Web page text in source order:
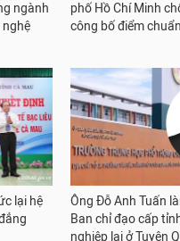
ngành
nghệ
phố Hồ Chí Minh
công bố điểm
lại hệ
Ông Đỗ Anh Tuấn
Ban chỉ đạo cấp
nghiệp lại ở Tuyên